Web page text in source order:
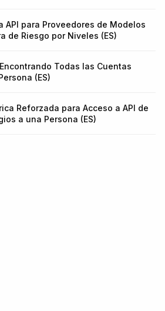
API para Proveedores de Modelos
de Riesgo por Niveles (ES)
Todas las Cuentas
(ES)
Reforzada para Acceso a API de
a una Persona (ES)